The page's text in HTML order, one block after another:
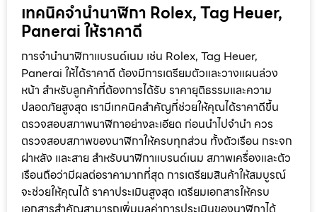
เทคนิคจำนำนาฬิกา Rolex, Tag Heuer,
Panerai ให้ราคาดี
การจำนำนาฬิกาแบรนด์เนม เช่น Rolex, Tag Heuer,
Panerai ให้ได้ราคาดี ต้องมีการเตรียมตัวและวางแผนล่วง
หน้า สำหรับลูกค้าที่ต้องการได้รับ ราคายุติธรรมและความ
ปลอดภัยสูงสุด เรามีเทคนิคสำคัญที่ช่วยให้คุณได้ราคาดีขึ้น
ตรวจสอบสภาพนาฬิกาอย่างละเอียด ก่อนนำไปจำนำ ควร
ตรวจสอบสภาพของนาฬิกาให้ครบทุกส่วน ทั้งตัวเรือน กระจก
ฝาหลัง และสาย สำหรับนาฬิกาแบรนด์เนม สภาพเครื่องและตัว
เรือนถือว่ามีผลต่อราคามากที่สุด การเตรียมสินค้าให้สมบูรณ์
จะช่วยให้คุณได้ ราคาประเมินสูงสุด เตรียมเอกสารให้ครบ